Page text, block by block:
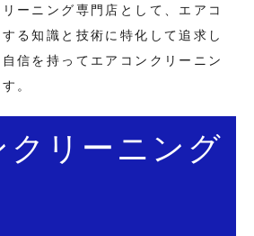
ーニング専門店として、エアコ
る知識と技術に特化して追求し
信を持ってエアコンクリーニン
。
クリーニング